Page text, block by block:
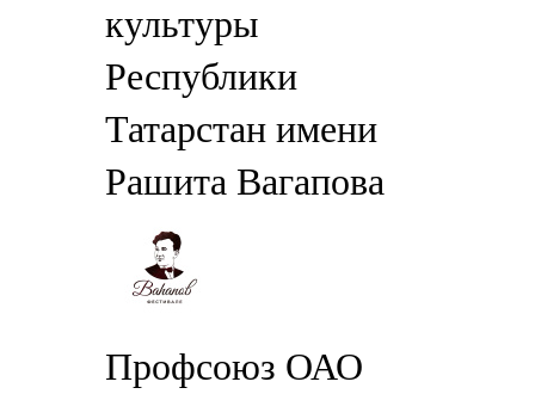
культуры
Республики
Татарстан имени
Рашита Вагапова
Профсоюз ОАО